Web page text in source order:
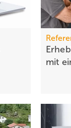
mit